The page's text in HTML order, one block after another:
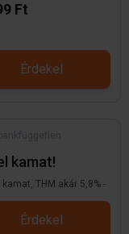
Ft
Érdekel
kamat!
THM akár 5,8% -
Érdekel